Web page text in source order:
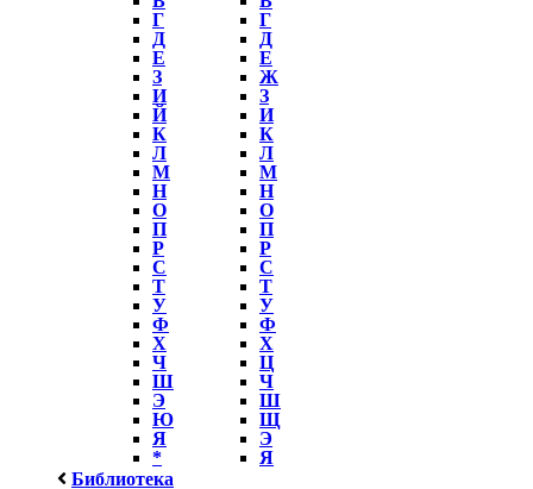
Г
Д
Е
З
И
Й
К
Л
М
Н
О
П
Р
С
Т
У
Ф
Х
Ч
Ш
Э
Ю
Я
*
Г
Д
Е
Ж
З
И
К
Л
М
Н
О
П
Р
С
Т
У
Ф
Х
Ц
Ч
Ш
Щ
Э
Я
Библиотека